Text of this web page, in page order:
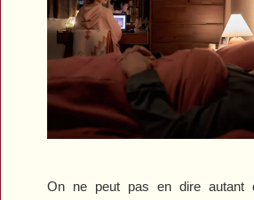
On ne peut pas en dire autant